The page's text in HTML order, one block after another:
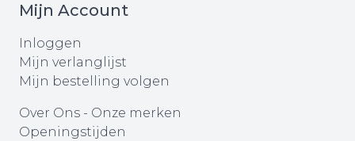
Mijn Account
Inloggen
Mijn verlanglijst
Mijn bestelling volgen
Over Ons - Onze merken
Openingstijden